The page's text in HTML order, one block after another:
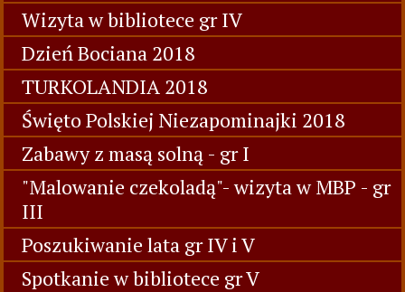
Wizyta w bibliotece gr IV
Dzień Bociana 2018
TURKOLANDIA 2018
Święto Polskiej Niezapominajki 2018
Zabawy z masą solną - gr I
"Malowanie czekoladą"- wizyta w MBP - gr
III
Poszukiwanie lata gr IV i V
Spotkanie w bibliotece gr V